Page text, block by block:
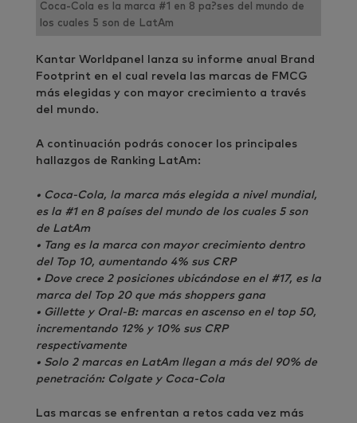
Coca-Cola es la marca #1 en 8 pa?ses del mundo de
los cuales 5 son de LatAm
Kantar Worldpanel lanza su informe anual Brand
Footprint en el cual revela las marcas de FMCG
más elegidas y con mayor crecimiento a través
del mundo.
A continuación podrás conocer los principales
hallazgos de Ranking LatAm:
• Coca-Cola, la marca más elegida a nivel mundial,
es la #1 en 8 países del mundo de los cuales 5 son
de LatAm
• Tang es la marca con mayor crecimiento dentro
del Top 10, aumentando 4% sus CRP
• Dove crece 2 posiciones ubicándose en el #17, es la
marca del Top 20 que más shoppers gana
• Gillette y Oral-B: marcas en ascenso en el top 50,
incrementando 12% y 10% sus CRP
respectivamente
• Solo 2 marcas en LatAm llegan a más del 90% de
penetración: Colgate y Coca-Cola
Las marcas se enfrentan a retos cada vez más